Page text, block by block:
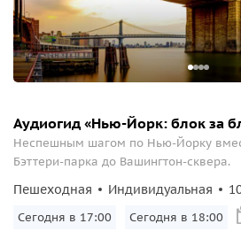
Аудиогид «Нью-Йорк: блок за
Неспешным шагом по Нью-Йорку
Бэттери-парка до Вашингтон-сквера.
Пешеходная Индивидуальная
Сегодня в 17:00 Сегодня в 18:00